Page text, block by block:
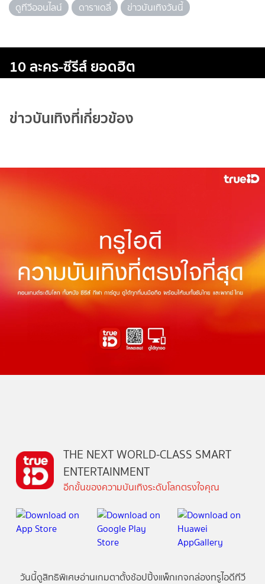
ดูทีวีออนไลน์
ดาราเดลี่ ข่าวบันเทิงวันนี้
10 ละคร-ซีรีส์ ยอดฮิต
ข่าวบันเทิงที่เกี่ยวข้อง
THE NEXT WORLD-CLASS SMART
ENTERTAINMENT
อีกขั้นของความบันเทิงระดับโลกตรงใจคุณ
วันนี้ดูสิทธิพิเศษอ่านเกมตาตั้งช้อปปิ้งแพ็กเกจกล่องทรูไอดีทีวี